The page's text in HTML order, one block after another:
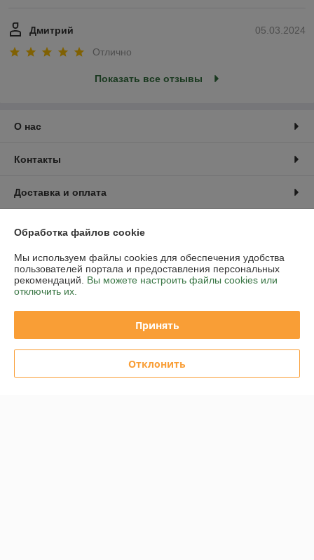
05.03.2024
Дмитрий
Отлично
Показать все отзывы
О нас
Контакты
Доставка и оплата
Полная версия сайта
Политика обработки cookies
Сайт создан на платформе Deal.by
Обработка файлов cookie
Мы используем файлы cookies для обеспечения удобства
пользователей портала и предоставления персональных
рекомендаций. Вы можете настроить файлы cookies или
отключить их.
Принять
Отклонить